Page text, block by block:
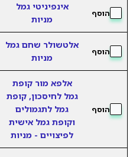
הוסף
אינפיניטי גמל
מניות
הוסף
אלטשולר שחם גמל
מניות
הוסף
אלפא מור קופת
גמל לחיסכון, קופת
גמל לתגמולים
וקופת גמל אישית
לפיצויים - מניות